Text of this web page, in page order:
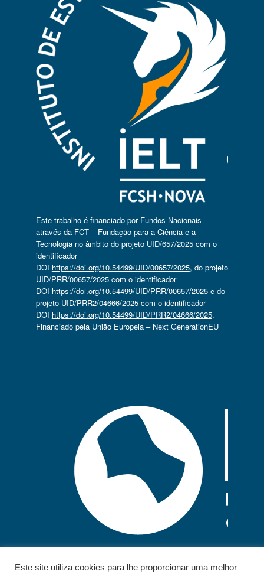
Este trabalho é financiado por Fundos Nacionais
através da FCT – Fundação para a Ciência e a
Tecnologia no âmbito do projeto UID/657/2025 com o
identificador
DOI https://doi.org/10.54499/UID/00657/2025, do projeto
UID/PRR/00657/2025 com o identificador
DOI https://doi.org/10.54499/UID/PRR/00657/2025e do
projeto UID/PRR2/04666/2025 com o identificador
DOI https://doi.org/10.54499/UID/PRR2/04666/2025.
Financiado pela União Europeia – Next GenerationEU
Este site utiliza cookies para lhe proporcionar uma melhor